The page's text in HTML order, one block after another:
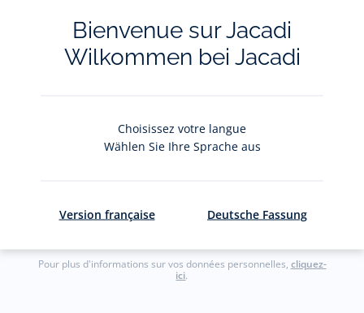
Restez informés des nouveautés Jacadi : ventes
privées, offres, exclusives, nouvelles collections
Votre adresse courriel
jacquesadit@gmail.com)
Pour plus d'informations sur vos données personnelles, cliquez-
ici.
Bienvenue sur Jacadi
Wilkommen bei Jacadi
Choisissez votre langue
Wählen Sie Ihre Sprache aus
Version française Deutsche Fassung